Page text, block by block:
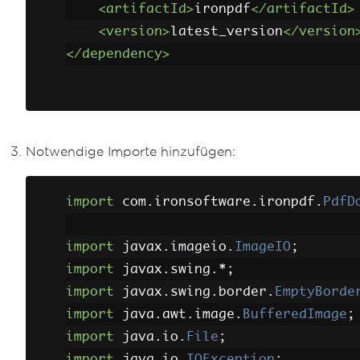
<artifactId>ironpdf</artifactId>
<version> latest_version</
</dependency>
Notwendige Importe hinzufügen:
import com . ironsoftware . ironpdf .
import javax . imageio . ImageIO ;
import javax . swing .*;
import javax . swing . border .
import java . awt . image . BufferedImage ;
import java . io . File ;